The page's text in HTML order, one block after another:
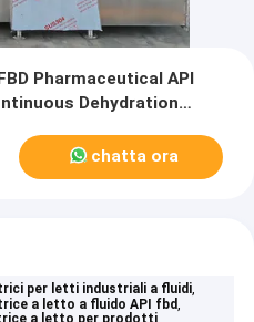
Pharmaceutical API
Dehydration
chatta ora
per letti industriali a fluidi,
a letto a fluido API fbd,
a letto per prodotti